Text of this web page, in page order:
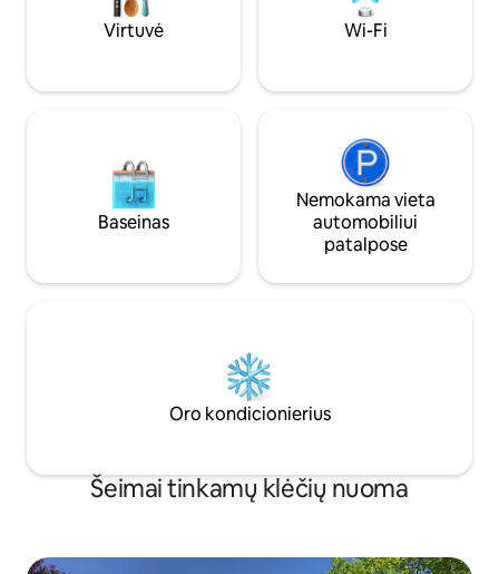
(anglis nepridedama)
Virtuvė Wi-Fi
Baseinas
Nemokama vieta
automobiliui
patalpose
Oro kondicionierius
Šeimai tinkamų klėčių nuoma